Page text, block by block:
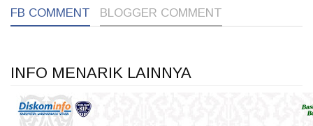
FB COMMENT BLOGGER COMMENT
INFO MENARIK LAINNYA